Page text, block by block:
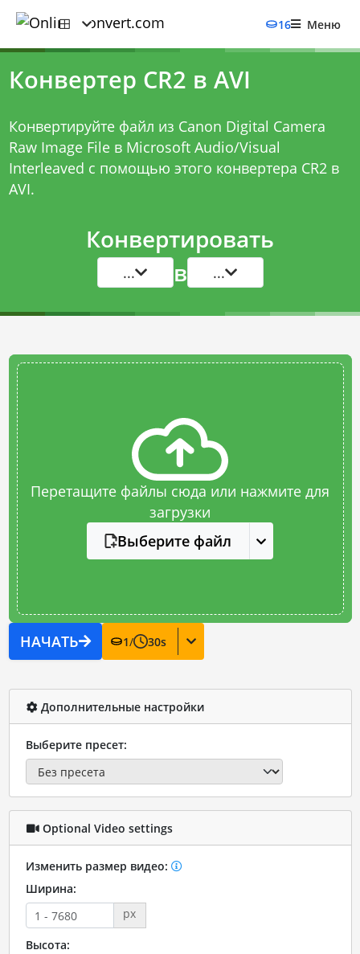
16 Меню
Конвертер CR2 в AVI
Конвертируйте файл из Canon Digital Camera
Raw Image File в Microsoft Audio/Visual
Interleaved с помощью этого конвертера CR2 в
AVI.
Конвертировать
... в ...
Перетащите файлы сюда или нажмите для
загрузки
Выберите файл
НАЧАТЬ 1/ 30s
Дополнительные настройки
Выберите пресет:
Optional Video settings
Изменить размер видео:
Ширина:
px
Высота: